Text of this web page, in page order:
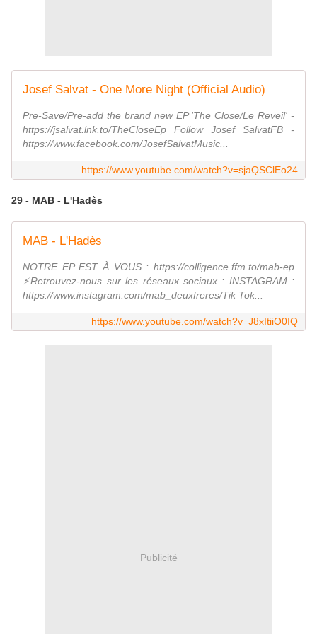
Josef Salvat - One More Night (Official Audio)
Pre-Save/Pre-add the brand new EP 'The Close/Le Reveil' -
https://jsalvat.lnk.to/TheCloseEp Follow Josef SalvatFB -
https://www.facebook.com/JosefSalvatMusic...
https://www.youtube.com/watch?v=sjaQSClEo24
29 - MAB - L'Hadès
MAB - L'Hadès
NOTRE EP EST À VOUS : https://colligence.ffm.to/mab-ep
⚡Retrouvez-nous sur les réseaux sociaux : INSTAGRAM :
https://www.instagram.com/mab_deuxfreres/Tik Tok...
https://www.youtube.com/watch?v=J8xItiiO0IQ
Publicité